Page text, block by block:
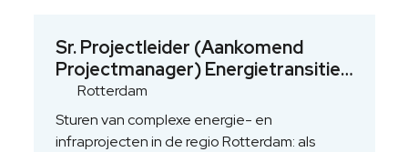
Sr. Projectleider (Aankomend
Projectmanager) Energietransitie
– Regio Rotterdam
Rotterdam
Sturen van complexe energie- en
infraprojecten in de regio Rotterdam: als